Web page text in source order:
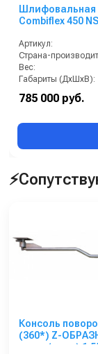
Шлифовальная
Combiflex 450 NS
Артикул:
Страна-
Вес:
Габариты (ДхШхВ):
785 000 руб.
Консоль
(360*) Z-ОБРАЗНАЯ
нерж. ( мат.)